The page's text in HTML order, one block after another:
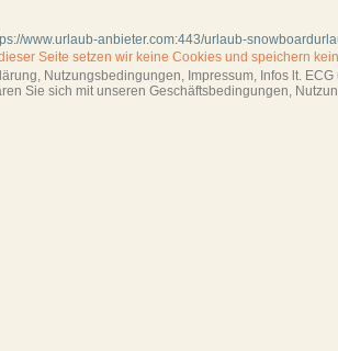
www.urlaub-anbieter.com:443/urlaub-
Seite setzen wir keine Cookies und speichern
Nutzungsbedingungen, Impressum, Infos lt.
Sie sich mit unseren Geschäftsbedin­gungen,